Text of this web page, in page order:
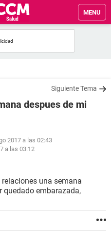
MENU
Siguiente Tema
despues de mi
2017 a las 02:43
a las 03:12
una semana
quedado embarazada,